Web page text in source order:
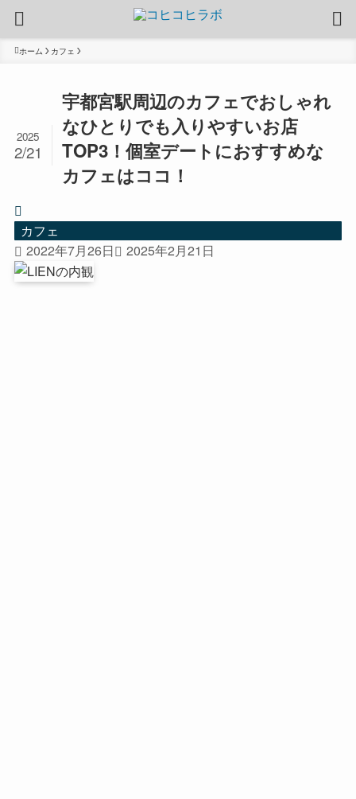
ホーム カフェ
宇都宮駅周辺のカフェでおしゃれ
なひとりでも入りやすいお店
TOP3！個室デートにおすすめな
カフェはココ！
2025
2/21
カフェ
2022年7月26日
2025年2月21日